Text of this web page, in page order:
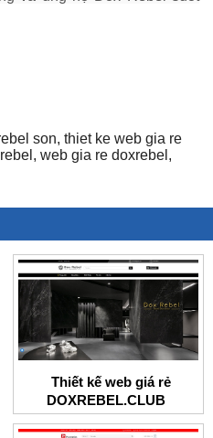
son, thiet ke web gia re
web gia re doxrebel,
Thiết kế web giá rẻ
DOXREBEL.CLUB